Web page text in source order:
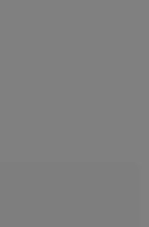
องพวกนี้คะ ‘’